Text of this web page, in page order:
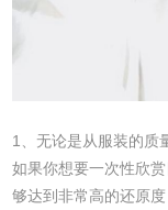
1、无论是从服装的质
如果你想要一次性欣
够达到非常高的还原度